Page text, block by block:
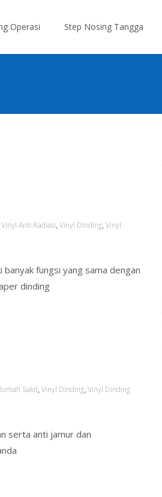
Operasi Step Nosing Tangga
Vinyl Anti Radiasi, Vinyl Dinding, Vinyl
banyak fungsi yang sama dengan
dinding
Sakit, Vinyl Dinding, Vinyl Dinding
serta anti jamur dan